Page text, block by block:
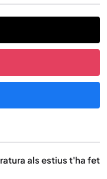
als estius t'ha fet